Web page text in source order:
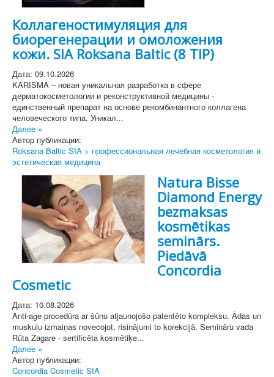
Коллагеностимуляция для
биорегенерации и омоложения
кожи. SIA Roksana Baltic (8 TIP)
Дата: 09.10.2026
KARISMA – новая уникальная разработка в сфере
дерматокосметологии и реконструктивной медицины -
единственный препарат на основе рекомбинантного коллагена
человеческого типа. Уникал...
Далее »
Автор публикации:
Roksana Baltic SIA > профессиональная лечебная косметология и
эстетическая медицина
Natura Bisse
Diamond Energy
bezmaksas
kosmētikas
seminārs.
Piedāvā
Concordia
Cosmetic
Дата: 10.08.2026
Anti-age procedūra ar šūnu atjaunojošo patentēto kompleksu. Ādas un
muskuļu izmaiņas novecojot, risinājumi to korekcijā. Semināru vada
Rūta Žagare - sertificēta kosmētiķe...
Далее »
Автор публикации:
Concordia Cosmetic SIA